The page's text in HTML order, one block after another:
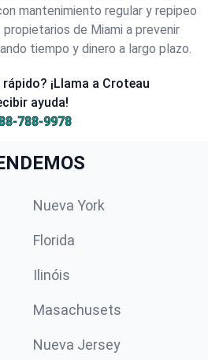
mantenimiento regular y repipeo
de Miami a prevenir
tiempo y dinero a largo plazo.
¡Llama a Croteau
ayuda!
788-9978
Nueva York
Florida
Ilinóis
Masachusets
Nueva Jersey